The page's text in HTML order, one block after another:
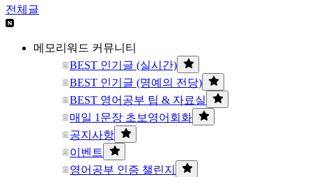
전체글
메모리워드 커뮤니티
BEST 인기글 (실시간)
BEST 인기글 (명예의 전당)
BEST 영어공부 팁 & 자료실
매일 1문장 초보영어회화
공지사항
이벤트
영어공부 인증 챌린지